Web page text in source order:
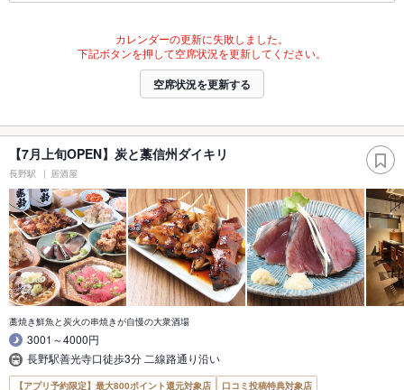
カレンダーの更新に失敗しました。
下記ボタンを押して空席状況を更新してください。
空席状況を更新する
【7月上旬OPEN】炭と藁信州ダイキリ
長野駅 居酒屋
藁焼き鮮魚と炭火の串焼きが自慢の大衆酒場
3001～4000円
長野駅善光寺口徒歩3分 二線路通り沿い
【アプリ予約限定】最大800ポイント還元対象店
口コミ投稿特典対象店